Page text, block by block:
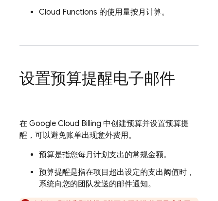
Cloud Functions 的使用量按月计算。
设置预算提醒电子邮件
在 Google Cloud Billing 中创建预算并设置预算提
醒，可以避免账单出现意外费用。
预算是指您每月计划支出的常规金额。
预算提醒是指在项目超出设定的支出阈值时，
系统向您的团队发送的邮件通知。